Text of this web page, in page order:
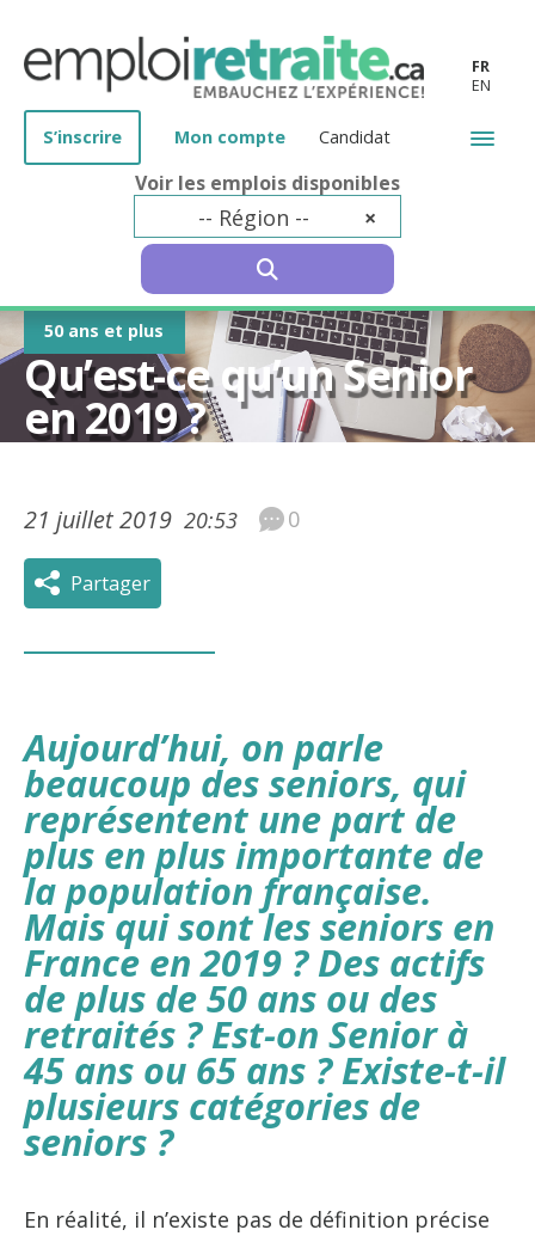
Voir les emplois disponibles
×
-- Région --
FR
EN
S’inscrire Mon compte Candidat
50 ans et plus
Qu’est-ce qu’un Senior
en 2019 ?
21 juillet 2019 20:53 0
Partager
Aujourd’hui, on parle
beaucoup des seniors, qui
représentent une part de
plus en plus importante de
la population française.
Mais qui sont les seniors en
France en 2019 ? Des actifs
de plus de 50 ans ou des
retraités ? Est-on Senior à
45 ans ou 65 ans ? Existe-t-il
plusieurs catégories de
seniors ?
En réalité, il n’existe pas de définition précise